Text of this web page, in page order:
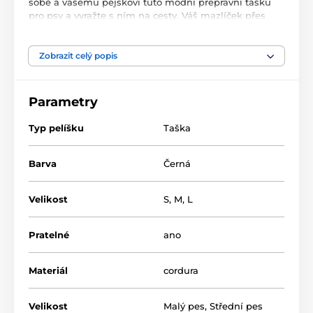
pro psy a vyražte s ním na cesty. Váš mazlíček přes
lehce ošetřuje a je vyrobena z cordury, takže je odolná
vůči škrábancům vašeho mazlíčka.
Zobrazit celý popis
Parametry
Typ pelíšku Taška
Barva Černá
Velikost S, M, L
Pratelné ano
Materiál cordura
Velikost Malý pes, Střední pes